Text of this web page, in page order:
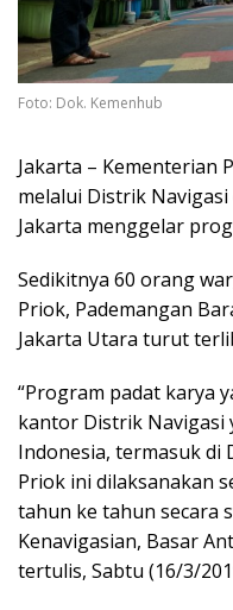
Foto: Dok. Kemenhub
Jakarta – Kementerian
melalui Distrik
Jakarta menggelar
Sedikitnya 60 orang
Priok, Pademangan
Jakarta Utara turut
“Program padat karya
kantor Distrik Navigasi
Indonesia, termasuk di
Priok ini dilaksanakan
tahun ke tahun secara
Kenavigasian, Basar
tertulis, Sabtu (16/3/